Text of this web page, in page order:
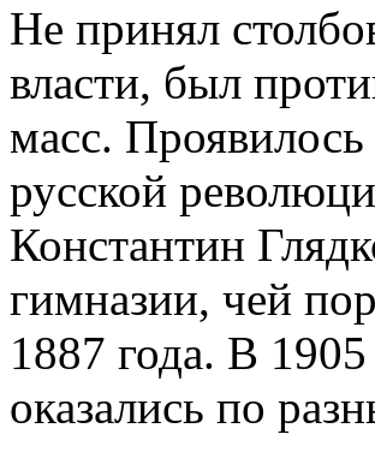
Не принял
власти, был
масс.
русской
Константин
гимназии, чей
1887 года. В
оказались по